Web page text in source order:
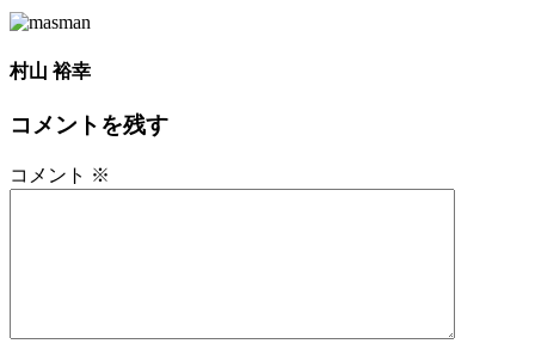
村山 裕幸
コメントを残す
コメント ※